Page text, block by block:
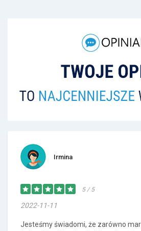
Irmina
5 / 5
2022-11-11
Jesteśmy świadomi, że zarówno